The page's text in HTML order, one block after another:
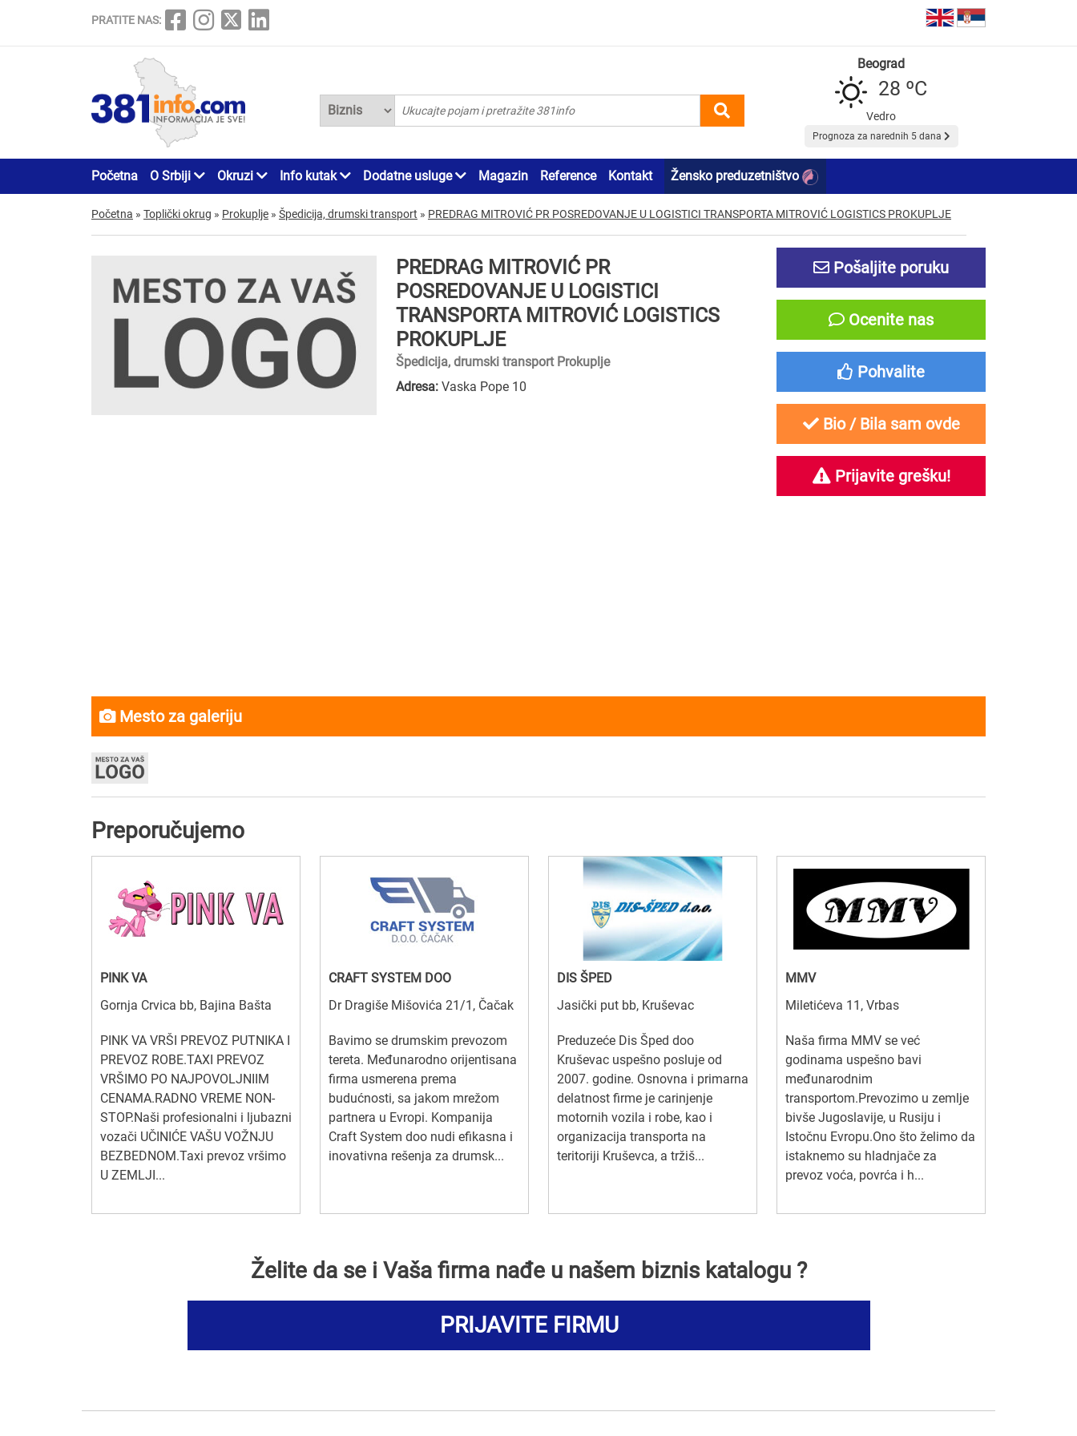
PRATITE NAS:
Beograd
28 ºC
Vedro
Prognoza za narednih 5 dana
Početna O Srbiji Okruzi Info kutak Dodatne usluge Magazin Reference Kontakt Žensko preduzetništvo
Početna » Toplički okrug » Prokuplje » Špedicija, drumski transport » PREDRAG MITROVIĆ PR POSREDOVANJE U LOGISTICI TRANSPORTA MITROVIĆ LOGISTICS PROKUPLJE
PREDRAG MITROVIĆ PR
POSREDOVANJE U LOGISTICI
TRANSPORTA MITROVIĆ LOGISTICS
PROKUPLJE
Špedicija, drumski transport Prokuplje
Adresa: Vaska Pope 10
Pošaljite poruku
Ocenite nas
Pohvalite
Bio / Bila sam ovde
Prijavite grešku!
Mesto za galeriju
Preporučujemo
PINK VA
Gornja Crvica bb, Bajina Bašta
PINK VA VRŠI PREVOZ PUTNIKA I
PREVOZ ROBE.TAXI PREVOZ
VRŠIMO PO NAJPOVOLJNIIM
CENAMA.RADNO VREME NON-
STOP.Naši profesionalni i ljubazni
vozači UČINIĆE VAŠU VOŽNJU
BEZBEDNOM.Taxi prevoz vršimo
U ZEMLJI...
CRAFT SYSTEM DOO
Dr Dragiše Mišovića 21/1, Čačak
Bavimo se drumskim prevozom
tereta. Međunarodno orijentisana
firma usmerena prema
budućnosti, sa jakom mrežom
partnera u Evropi. Kompanija
Craft System doo nudi efikasna i
inovativna rešenja za drumsk...
DIS ŠPED
Jasički put bb, Kruševac
Preduzeće Dis Šped doo
Kruševac uspešno posluje od
2007. godine. Osnovna i primarna
delatnost firme je carinjenje
motornih vozila i robe, kao i
organizacija transporta na
teritoriji Kruševca, a tržiš...
MMV
Miletićeva 11, Vrbas
Naša firma MMV se već
godinama uspešno bavi
međunarodnim
transportom.Prevozimo u zemlje
bivše Jugoslavije, u Rusiju i
Istočnu Evropu.Ono što želimo da
istaknemo su hladnjače za
prevoz voća, povrća i h...
Želite da se i Vaša firma nađe u našem biznis katalogu ?
PRIJAVITE FIRMU